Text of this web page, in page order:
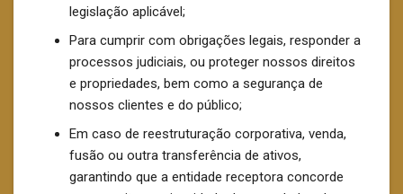
legislação aplicável;
Para cumprir com obrigações legais, responder a
processos judiciais, ou proteger nossos direitos
e propriedades, bem como a segurança de
nossos clientes e do público;
Em caso de reestruturação corporativa, venda,
fusão ou outra transferência de ativos,
garantindo que a entidade receptora concorde